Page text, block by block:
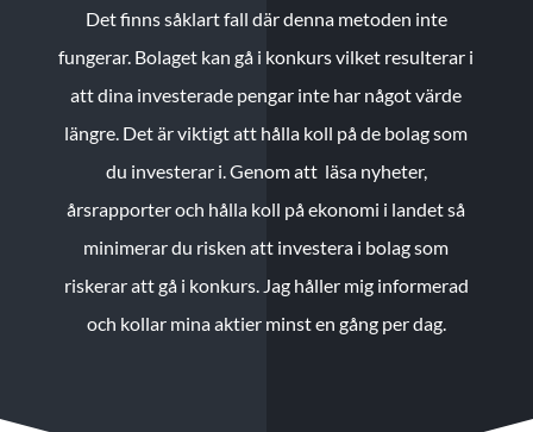
Det finns såklart fall där denna metoden inte
fungerar. Bolaget kan gå i konkurs vilket resulterar i
att dina investerade pengar inte har något värde
längre. Det är viktigt att hålla koll på de bolag som
du investerar i. Genom att läsa nyheter,
årsrapporter och hålla koll på ekonomi i landet så
minimerar du risken att investera i bolag som
riskerar att gå i konkurs. Jag håller mig informerad
och kollar mina aktier minst en gång per dag.